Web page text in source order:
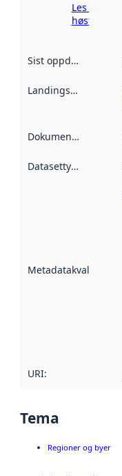
Les mer om
høsting her
Sist oppdatert
Landingsside
Dokumentasjon
Datasettype
Metadatakvalitet
URI:
Tema
Regioner og byer